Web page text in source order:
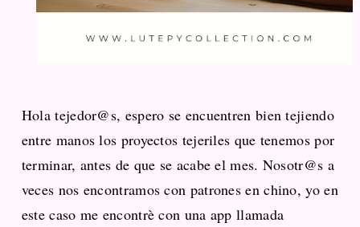
Hola tejedor@s, espero se encuentren bien tejiendo
entre manos los proyectos tejeriles que tenemos por
terminar, antes de que se acabe el mes. Nosotr@s a
veces nos encontramos con patrones en chino, yo en
este caso me encontrè con una app llamada